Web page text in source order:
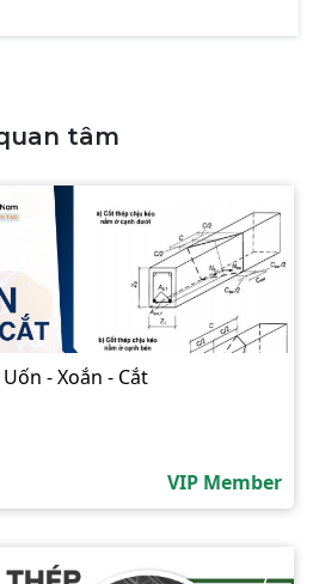
tâm
- Xoắn - Cắt
VIP Member